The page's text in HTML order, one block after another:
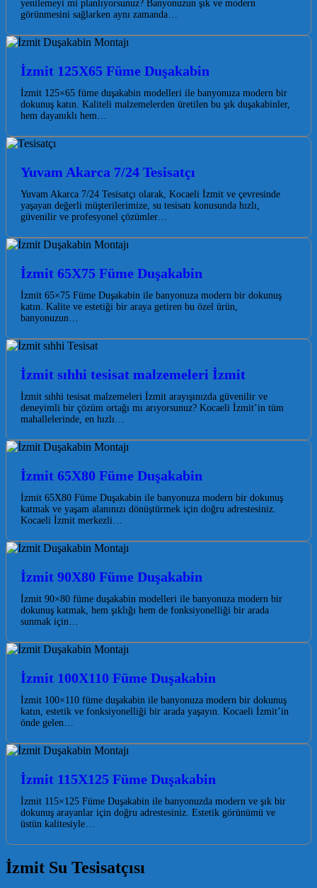
yenilemeyi mi planlıyorsunuz? Banyonuzun şık ve modern
görünmesini sağlarken aynı zamanda…
İzmit 125X65 Füme Duşakabin
İzmit 125×65 füme duşakabin modelleri ile banyonuza modern bir
dokunuş katın. Kaliteli malzemelerden üretilen bu şık duşakabinler,
hem dayanıklı hem…
Yuvam Akarca 7/24 Tesisatçı
Yuvam Akarca 7/24 Tesisatçı olarak, Kocaeli İzmit ve çevresinde
yaşayan değerli müşterilerimize, su tesisatı konusunda hızlı,
güvenilir ve profesyonel çözümler…
İzmit 65X75 Füme Duşakabin
İzmit 65×75 Füme Duşakabin ile banyonuza modern bir dokunuş
katın. Kalite ve estetiği bir araya getiren bu özel ürün,
banyonuzun…
İzmit sıhhi tesisat malzemeleri İzmit
İzmit sıhhi tesisat malzemeleri İzmit arayışınızda güvenilir ve
deneyimli bir çözüm ortağı mı arıyorsunuz? Kocaeli İzmit’in tüm
mahallelerinde, en hızlı…
İzmit 65X80 Füme Duşakabin
İzmit 65X80 Füme Duşakabin ile banyonuza modern bir dokunuş
katmak ve yaşam alanınızı dönüştürmek için doğru adrestesiniz.
Kocaeli İzmit merkezli…
İzmit 90X80 Füme Duşakabin
İzmit 90×80 füme duşakabin modelleri ile banyonuza modern bir
dokunuş katmak, hem şıklığı hem de fonksiyonelliği bir arada
sunmak için…
İzmit 100X110 Füme Duşakabin
İzmit 100×110 füme duşakabin ile banyonuza modern bir dokunuş
katın, estetik ve fonksiyonelliği bir arada yaşayın. Kocaeli İzmit’in
önde gelen…
İzmit 115X125 Füme Duşakabin
İzmit 115×125 Füme Duşakabin ile banyonuzda modern ve şık bir
dokunuş arayanlar için doğru adrestesiniz. Estetik görünümü ve
üstün kalitesiyle…
İzmit Su Tesisatçısı